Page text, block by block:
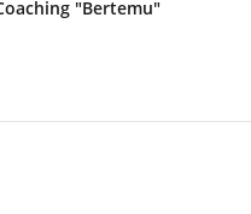
"Bertemu"